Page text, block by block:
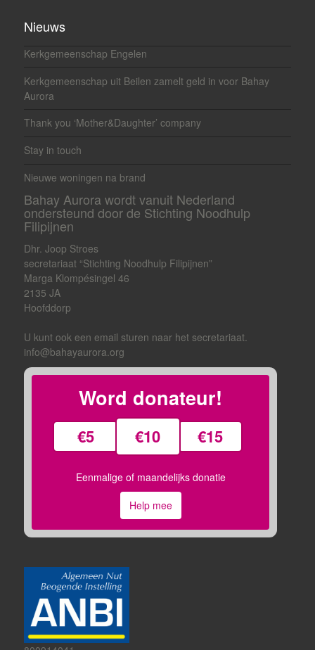
Nieuws
Kerkgemeenschap Engelen
Kerkgemeenschap uit Beilen zamelt geld in voor Bahay
Aurora
Thank you ‘Mother&Daughter’ company
Stay in touch
Nieuwe woningen na brand
Bahay Aurora wordt vanuit Nederland
ondersteund door de Stichting Noodhulp
Filipijnen
Dhr. Joop Stroes
secretariaat “Stichting Noodhulp Filipijnen”
Marga Klompésingel 46
2135 JA
Hoofddorp
U kunt ook een email sturen naar het secretariaat.
info@bahayaurora.org
Word donateur!
€5 €10 €15
Eenmalige of maandelijks donatie
Help mee